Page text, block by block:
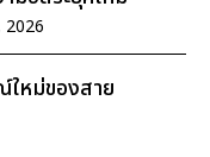
2026
หม่ของสาย